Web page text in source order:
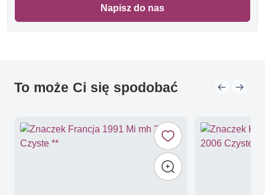
Napisz do nas
To może Ci się spodobać